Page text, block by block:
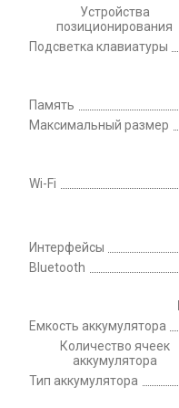
Устройства
позиционирования
Подсветка клавиатуры
Память
Максимальный размер
Wi-Fi
Интерфейсы
Bluetooth
Емкость аккумулятора
Количество ячеек
аккумулятора
Тип аккумулятора